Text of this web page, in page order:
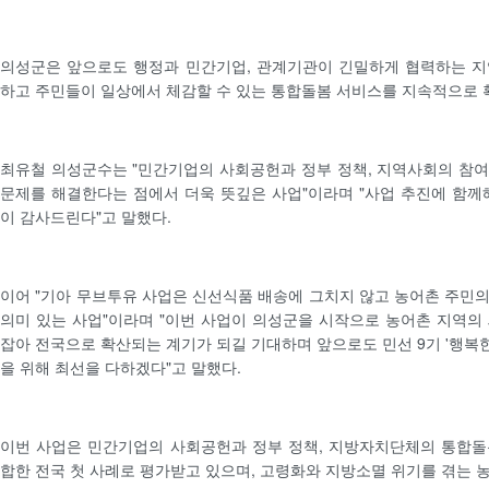
의성군은 앞으로도 행정과 민간기업, 관계기관이 긴밀하게 협력하는
하고 주민들이 일상에서 체감할 수 있는 통합돌봄 서비스를 지속적으로
최유철 의성군수는 "민간기업의 사회공헌과 정부 정책, 지역사회의 참
문제를 해결한다는 점에서 더욱 뜻깊은 사업"이라며 "사업 추진에 함
이 감사드린다"고 말했다.
이어 "기아 무브투유 사업은 신선식품 배송에 그치지 않고 농어촌 주민
의미 있는 사업"이라며 "이번 사업이 의성군을 시작으로 농어촌 지역
잡아 전국으로 확산되는 계기가 되길 기대하며 앞으로도 민선 9기 '행복
을 위해 최선을 다하겠다"고 말했다.
이번 사업은 민간기업의 사회공헌과 정부 정책, 지방자치단체의 통합
합한 전국 첫 사례로 평가받고 있으며, 고령화와 지방소멸 위기를 겪는